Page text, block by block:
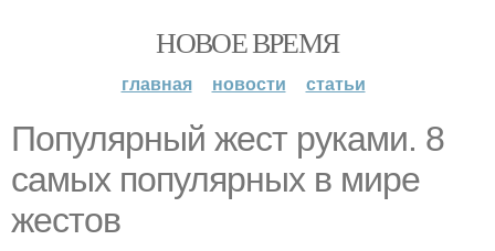
НОВОЕ ВРЕМЯ
главная новости статьи
Популярный жест руками. 8
самых популярных в мире
жестов